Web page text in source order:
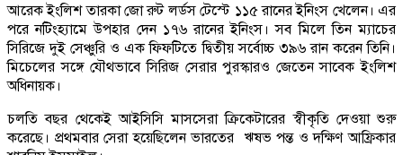
আরেক ইংলিশ তারকা জো রুট লর্ডস টেস্টে ১১৫ রানের ইনিংস খেলেন। এর
পরে নটিংহ্যামে উপহার দেন ১৭৬ রানের ইনিংস। সব মিলে তিন ম্যাচের
সিরিজে দুই সেঞ্চুরি ও এক ফিফটিতে দ্বিতীয় সর্বোচ্চ ৩৯৬ রান করেন তিনি।
মিচেলের সঙ্গে যৌথভাবে সিরিজ সেরার পুরস্কারও জেতেন সাবেক ইংলিশ
অধিনায়ক।
চলতি বছর থেকেই আইসিসি মাসসেরা ক্রিকেটারের স্বীকৃতি দেওয়া শুরু
করেছে। প্রথমবার সেরা হয়েছিলেন ভারতের ঋষভ পন্ত ও দক্ষিণ আফ্রিকার